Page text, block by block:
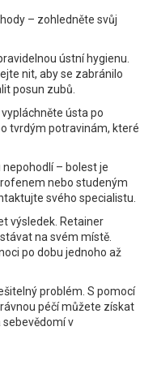
– zohledněte svůj
ústní hygienu.
nit, aby se zabránilo
posun zubů.
ústa po
tvrdým potravinám, které
– bolest je
nebo studeným
svého specialistu.
výsledek. Retainer
na svém místě.
po dobu jednoho až
problém. S pomocí
péčí můžete získat
sebevědomí v